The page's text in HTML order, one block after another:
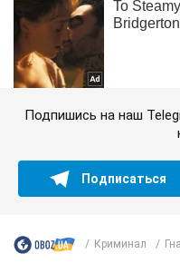
Подпишись на наш
Подписаться
Криминал